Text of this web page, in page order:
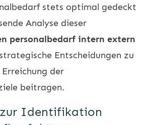
stets optimal gedeckt
Analyse dieser
personalbedarf intern extern
Entscheidungen zu
der
beitragen.
Identifikation